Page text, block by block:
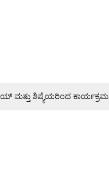
ಶಿಷ್ಯೆಯರಿಂದ ಕಾರ್ಯಕ್ರಮ